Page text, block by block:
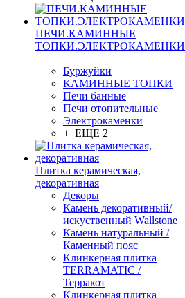
ПЕЧИ.КАМИННЫЕ
ТОПКИ.ЭЛЕКТРОКАМЕНКИ
Буржуйки
КАМИННЫЕ ТОПКИ
Печи банные
Печи отопительные
Электрокаменки
+ ЕЩЕ 2
Плитка керамическая,
декоративная
Декоры
Камень декоративный/
искуственный Wallstone
Камень натуральный /
Каменный пояс
Клинкерная плитка
TERRAMATIC /
Терракот
Клинкерная плитка